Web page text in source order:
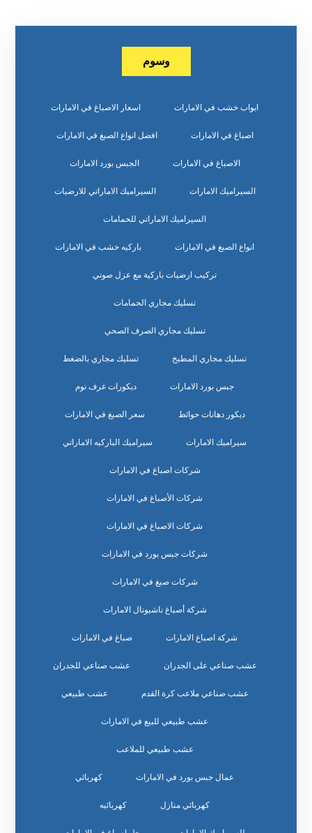
وسوم
ابواب خشب في الامارات اسعار الاصباغ في الامارات
اصباغ في الامارات افضل انواع الصبغ في الامارات
الاصباغ في الامارات الجبس بورد الامارات
السيراميك الامارات السيراميك الاماراتي للارضيات
السيراميك الاماراتي للحمامات
انواع الصبغ في الامارات باركيه خشب في الامارات
تركيب ارضيات باركية مع عزل صوتي
تسليك مجاري الحمامات
تسليك مجاري الصرف الصحي
تسليك مجاري المطبخ تسليك مجاري بالضغط
جبس بورد الامارات ديكورات غرف نوم
ديكور دهانات حوائط سعر الصبغ في الامارات
سيراميك الامارات سيراميك الباركيه الاماراتي
شركات اصباغ في الامارات
شركات الأصباغ في الامارات
شركات الاصباغ في الامارات
شركات جبس بورد في الامارات
شركات صبغ في الامارات
شركة أصباغ ناشيونال الامارات
شركة اصباغ الامارات صباغ في الامارات
عشب صناعي على الجدران عشب صناعي للجدران
عشب صناعي ملاعب كرة القدم عشب طبيعي
عشب طبيعي للبيع في الامارات
عشب طبيعي للملاعب
عمال جبس بورد في الامارات كهربائي
كهربائي منازل كهربائيه